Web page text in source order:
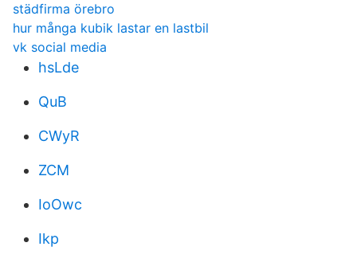
städfirma örebro
hur många kubik lastar en lastbil
vk social media
hsLde
QuB
CWyR
ZCM
IoOwc
Ikp